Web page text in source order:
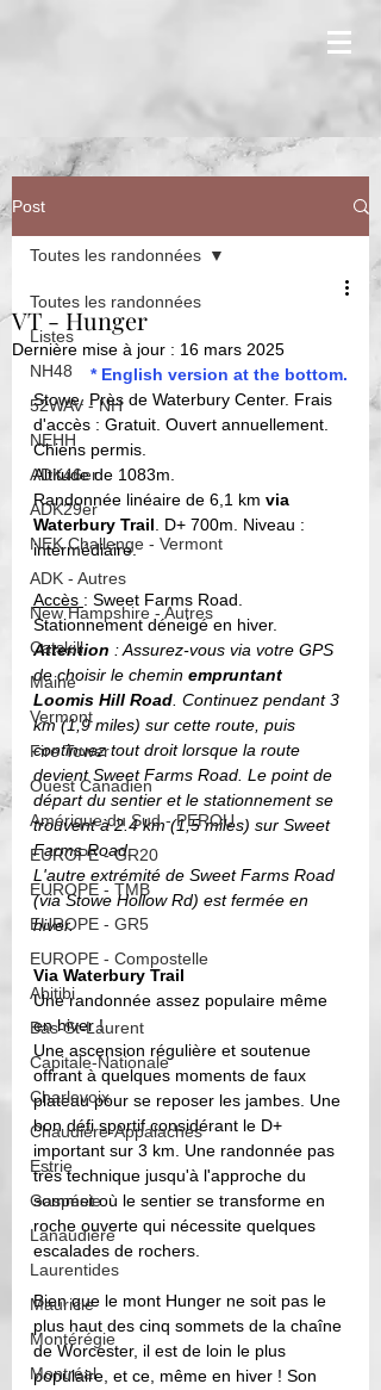
Post
Toutes les randonnées
Listes
NH48
52WAV - NH
NEHH
ADK46er
ADK29er
NEK Challenge - Vermont
ADK - Autres
New Hampshire - Autres
Catskill
Maine
Vermont
Fire Tower
Ouest Canadien
Amérique du Sud - PEROU
EUROPE - GR20
EUROPE - TMB
EUROPE - GR5
EUROPE - Compostelle
Abitibi
Bas-St-Laurent
Capitale-Nationale
Charlevoix
Chaudière-Appalaches
Estrie
Gaspésie
Lanaudière
Laurentides
Mauricie
Montérégie
Montréal
Toutes les randonnées
VT - Hunger
Dernière mise à jour : 16 mars 2025
* English version at the bottom.
Stowe. Près de Waterbury Center. Frais
d'accès : Gratuit. Ouvert annuellement.
Chiens permis.
Altitude de 1083m.
Randonnée linéaire de 6,1 km via
Waterbury Trail . D+ 700m. Niveau :
intermédiaire.
Accès : Sweet Farms Road.
Stationnement déneigé en hiver.
Attention : Assurez-vous via votre GPS
de choisir le chemin empruntant
Loomis Hill Road . Continuez pendant 3
km (1,9 miles) sur cette route, puis
continuez tout droit lorsque la route
devient Sweet Farms Road. Le point de
départ du sentier et le stationnement se
trouvent à 2.4 km (1,5 miles) sur Sweet
Farms Road.
L'autre extrémité de Sweet Farms Road
(via Stowe Hollow Rd) est fermée en
hiver.
Via Waterbury Trail
Une randonnée assez populaire même
en hiver !
Une ascension régulière et soutenue
offrant à quelques moments de faux
plateau pour se reposer les jambes. Une
bon défi sportif considérant le D+
important sur 3 km. Une randonnée pas
très technique jusqu'à l'approche du
sommet où le sentier se transforme en
roche ouverte qui nécessite quelques
escalades de rochers.
Bien que le mont Hunger ne soit pas le
plus haut des cinq sommets de la chaîne
de Worcester, il est de loin le plus
populaire, et ce, même en hiver ! Son